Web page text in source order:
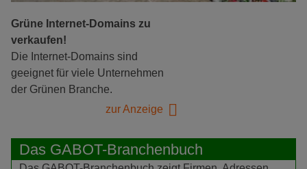
Grüne Internet-Domains zu
verkaufen!
Die Internet-Domains sind
geeignet für viele Unternehmen
der Grünen Branche.
zur Anzeige
Das GABOT-Branchenbuch